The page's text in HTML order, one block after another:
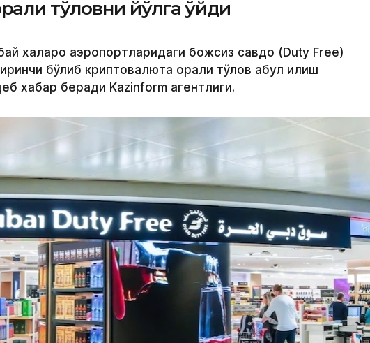
тўловни йўлга қўйди
халқаро аэропортларидаги божсиз савдо (Duty Free)
бўлиб криптовалюта орқали тўлов қабул қилиш
хабар беради Kazinform агентлиги.